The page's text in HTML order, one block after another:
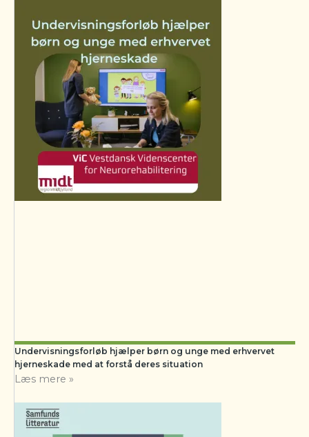
Undervisningsforløb hjælper børn og unge med erhvervet
hjerneskade med at forstå deres situation
Læs mere »